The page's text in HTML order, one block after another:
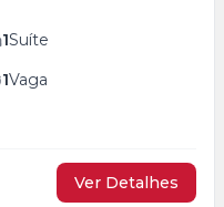
1Suíte
1Vaga
Ver Detalhes